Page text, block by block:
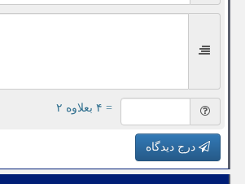
= ۴ بعلاوه ۲
درج دیدگاه